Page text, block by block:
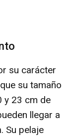
su carácter
su tamaño
y 23 cm de
llegar a
Su pelaje